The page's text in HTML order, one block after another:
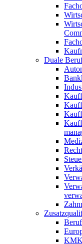
Duale